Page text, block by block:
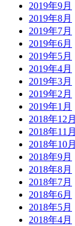
2019年9月
2019年8月
2019年7月
2019年6月
2019年5月
2019年4月
2019年3月
2019年2月
2019年1月
2018年12月
2018年11月
2018年10月
2018年9月
2018年8月
2018年7月
2018年6月
2018年5月
2018年4月